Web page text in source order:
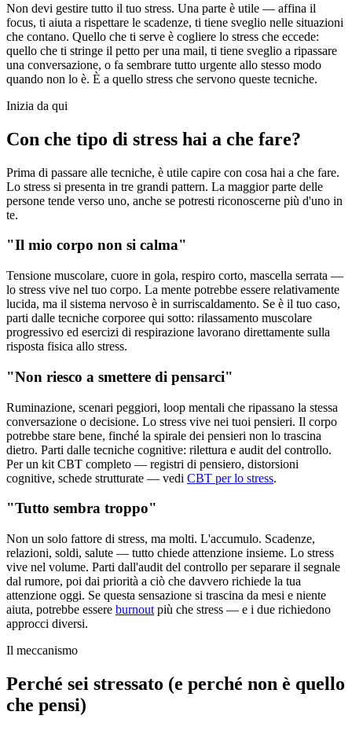
Non devi gestire tutto il tuo stress. Una parte è utile — affina il
focus, ti aiuta a rispettare le scadenze, ti tiene sveglio nelle situazioni
che contano. Quello che ti serve è cogliere lo stress che eccede:
quello che ti stringe il petto per una mail, ti tiene sveglio a ripassare
una conversazione, o fa sembrare tutto urgente allo stesso modo
quando non lo è. È a quello stress che servono queste tecniche.
Inizia da qui
Con che tipo di stress hai a che fare?
Prima di passare alle tecniche, è utile capire con cosa hai a che fare.
Lo stress si presenta in tre grandi pattern. La maggior parte delle
persone tende verso uno, anche se potresti riconoscerne più d'uno in
te.
"Il mio corpo non si calma"
Tensione muscolare, cuore in gola, respiro corto, mascella serrata —
lo stress vive nel tuo corpo. La mente potrebbe essere relativamente
lucida, ma il sistema nervoso è in surriscaldamento. Se è il tuo caso,
parti dalle tecniche corporee qui sotto: rilassamento muscolare
progressivo ed esercizi di respirazione lavorano direttamente sulla
risposta fisica allo stress.
"Non riesco a smettere di pensarci"
Ruminazione, scenari peggiori, loop mentali che ripassano la stessa
conversazione o decisione. Lo stress vive nei tuoi pensieri. Il corpo
potrebbe stare bene, finché la spirale dei pensieri non lo trascina
dietro. Parti dalle tecniche cognitive: rilettura e audit del controllo.
Per un kit CBT completo — registri di pensiero, distorsioni
cognitive, schede strutturate — vedi CBT per lo stress.
"Tutto sembra troppo"
Non un solo fattore di stress, ma molti. L'accumulo. Scadenze,
relazioni, soldi, salute — tutto chiede attenzione insieme. Lo stress
vive nel volume. Parti dall'audit del controllo per separare il segnale
dal rumore, poi dai priorità a ciò che davvero richiede la tua
attenzione oggi. Se questa sensazione si trascina da mesi e niente
aiuta, potrebbe essere burnout più che stress — e i due richiedono
approcci diversi.
Il meccanismo
Perché sei stressato (e perché non è quello
che pensi)